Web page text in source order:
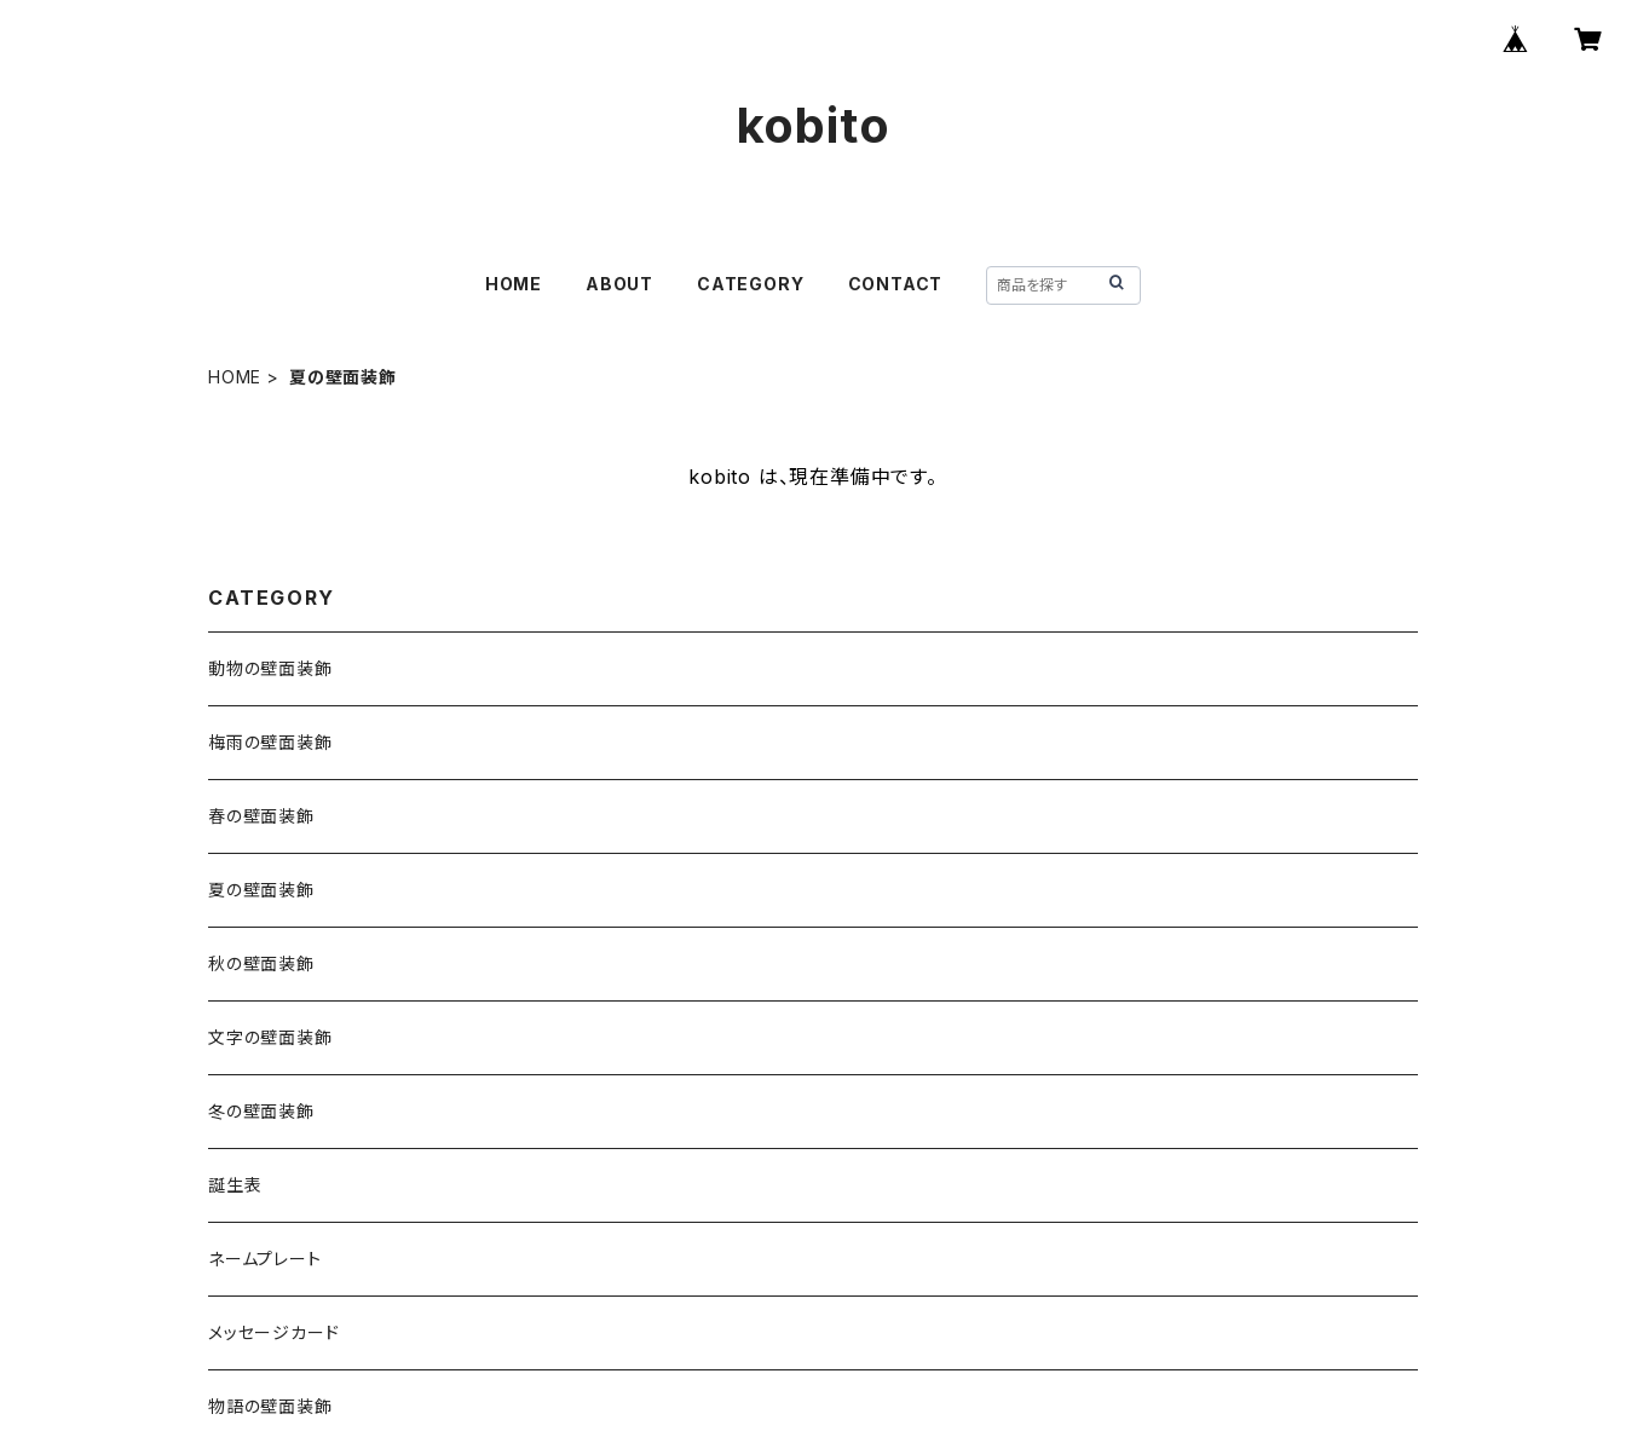
kobito
HOME ABOUT CATEGORY CONTACT
HOME 夏の壁面装飾
kobito は、現在準備中です。
CATEGORY
動物の壁面装飾
梅雨の壁面装飾
春の壁面装飾
夏の壁面装飾
秋の壁面装飾
文字の壁面装飾
冬の壁面装飾
誕生表
ネームプレート
メッセージカード
物語の壁面装飾